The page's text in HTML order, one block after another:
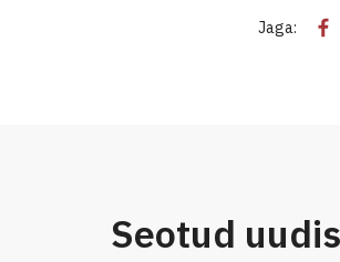
Jaga:
Seotud